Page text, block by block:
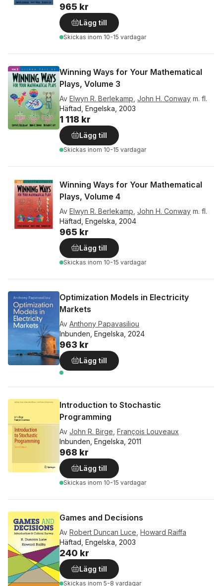
965 kr
Lägg till
Skickas inom 10-15 vardagar
Winning Ways for Your Mathematical
Plays, Volume 3
Av Elwyn R. Berlekamp John H. Conway m. fl.
Häftad, Engelska, 2003
1 118 kr
Lägg till
Skickas inom 10-15 vardagar
Winning Ways for Your Mathematical
Plays, Volume 4
Av Elwyn R. Berlekamp John H. Conway m. fl.
Häftad, Engelska, 2004
965 kr
Lägg till
Skickas inom 10-15 vardagar
Optimization Models in Electricity
Markets
Av Anthony Papavasiliou
Inbunden, Engelska, 2024
963 kr
Lägg till
Introduction to Stochastic
Programming
Av John R. Birge François Louveaux
Inbunden, Engelska, 2011
968 kr
Lägg till
Skickas inom 10-15 vardagar
Games and Decisions
Av Robert Duncan Luce Howard Raiffa
Häftad, Engelska, 2003
240 kr
Lägg till
Skickas inom 5-8 vardagar